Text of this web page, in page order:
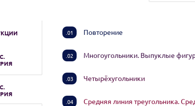
.01 Повторение
.02 Многоугольники. Выпуклые
.03 Четырёхугольники
.04 Средняя линия треугольника.